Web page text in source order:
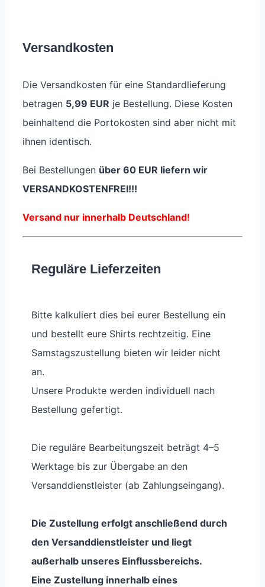
Versandkosten
Die Versandkosten für eine Standardlieferung
betragen 5,99 EUR je Bestellung. Diese Kosten
beinhaltend die Portokosten sind aber nicht mit
ihnen identisch.
Bei Bestellungen über 60 EUR liefern wir
VERSANDKOSTENFREI!!!
Versand nur innerhalb Deutschland!
Reguläre Lieferzeiten
Bitte kalkuliert dies bei eurer Bestellung ein
und bestellt eure Shirts rechtzeitig. Eine
Samstagszustellung bieten wir leider nicht
an.
Unsere Produkte werden individuell nach
Bestellung gefertigt.
Die reguläre Bearbeitungszeit beträgt 4–5
Werktage bis zur Übergabe an den
Versanddienstleister (ab Zahlungseingang).
Die Zustellung erfolgt anschließend durch
den Versanddienstleister und liegt
außerhalb unseres Einflussbereichs.
Eine Zustellung innerhalb eines